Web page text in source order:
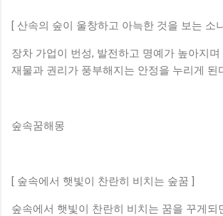
[ 산속의 숲이 울창하고 아늑한 것을 보는 소
장차 가업이 번성, 발전하고 명예가 높아지
재물과 권리가 풍부해지는 안정을 누리게 된
숲속꿈해몽
[ 숲속에서 햇빛이 찬란히 비치는 숲꿈 ]
숲속에서 햇빛이 찬란히 비치는 꿈을 꾸게되